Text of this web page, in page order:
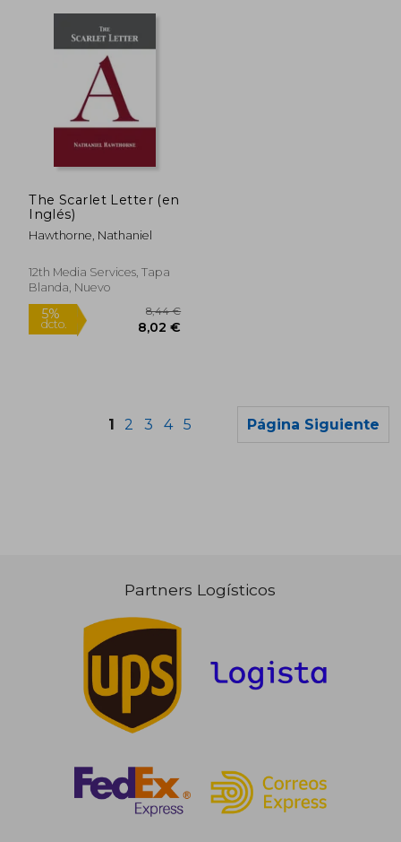
dcto.
The Scarlet Letter (en
Inglés)
Hawthorne, Nathaniel
12th Media Services, Tapa
Blanda, Nuevo
1 2 3 4 5 Página Siguiente
Partners Logísticos